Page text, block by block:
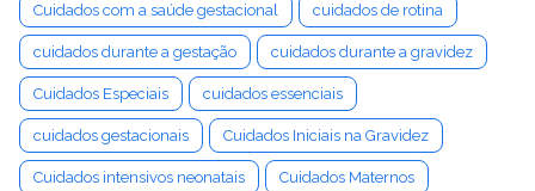
Cuidados com a saúde gestacional cuidados de rotina
cuidados durante a gestação cuidados durante a gravidez
Cuidados Especiais cuidados essenciais
cuidados gestacionais Cuidados Iniciais na Gravidez
Cuidados intensivos neonatais Cuidados Maternos